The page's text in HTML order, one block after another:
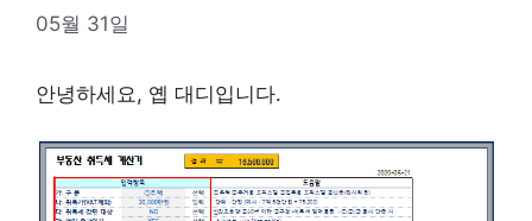
05월 31일
안녕하세요, 옙 대디입니다.